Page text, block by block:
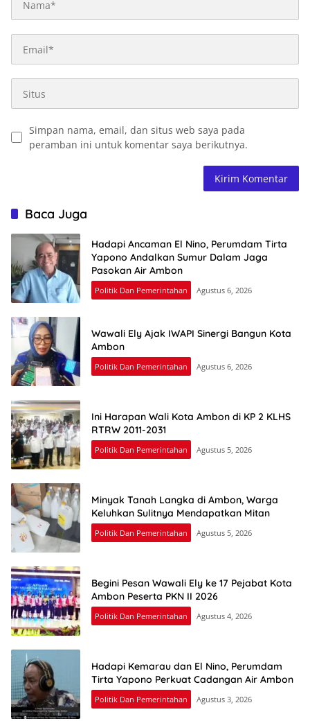
Simpan nama, email, dan situs web saya pada
peramban ini untuk komentar saya berikutnya.
Baca Juga
Hadapi Ancaman El Nino, Perumdam Tirta
Yapono Andalkan Sumur Dalam Jaga
Pasokan Air Ambon
Politik Dan Pemerintahan Agustus 6, 2026
Wawali Ely Ajak IWAPI Sinergi Bangun Kota
Ambon
Politik Dan Pemerintahan Agustus 6, 2026
Ini Harapan Wali Kota Ambon di KP 2 KLHS
RTRW 2011-2031
Politik Dan Pemerintahan Agustus 5, 2026
Minyak Tanah Langka di Ambon, Warga
Keluhkan Sulitnya Mendapatkan Mitan
Politik Dan Pemerintahan Agustus 5, 2026
Begini Pesan Wawali Ely ke 17 Pejabat Kota
Ambon Peserta PKN II 2026
Politik Dan Pemerintahan Agustus 4, 2026
Hadapi Kemarau dan El Nino, Perumdam
Tirta Yapono Perkuat Cadangan Air Ambon
Politik Dan Pemerintahan Agustus 3, 2026